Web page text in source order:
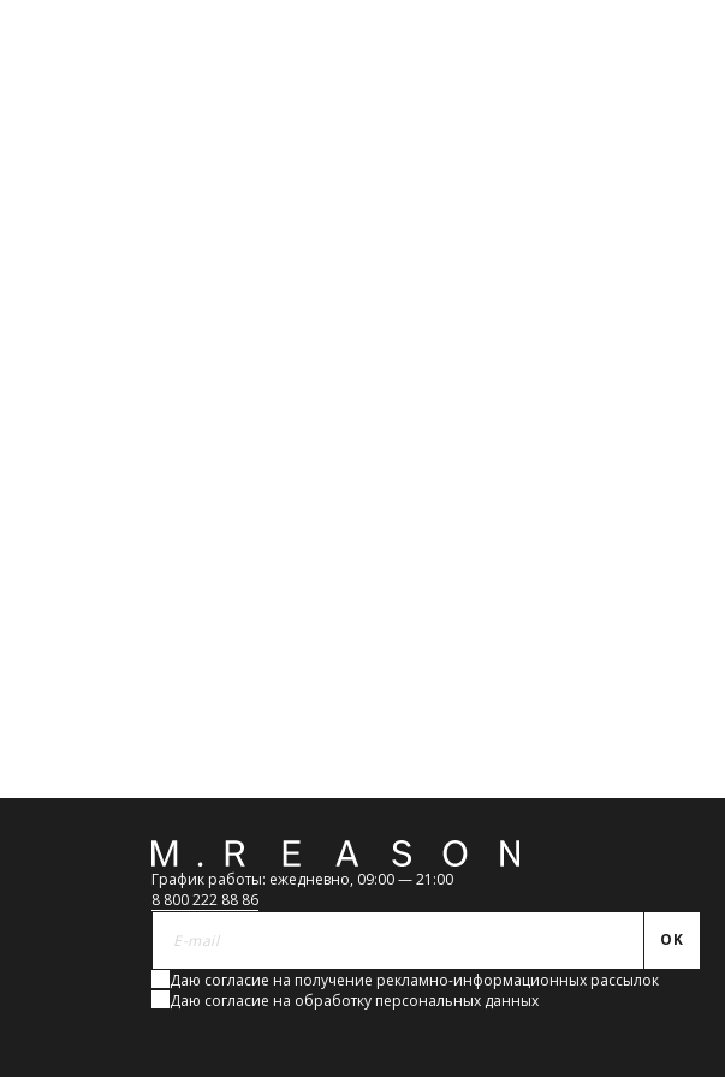
Обратная
связь
График работы: ежедневно, 09:00 — 21:00
8 800 222 88 86
OK
Даю согласие на получение рекламно-информационных рассылок
Даю согласие на обработку персональных данных
заказа.
а также примерить вещи при выборе доставки с
(размер, цвет, комплектация) или товар имеет внешние
магазины M.REASON в регионы запрещено (с регионов в
товар доступен только по предоплате 100% на
ответственности за нарушение сроков доставки